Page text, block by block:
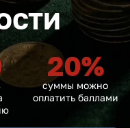
20%
суммы можно
оплатить баллами